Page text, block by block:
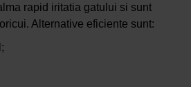
rapid iritatia gatului si sunt
Alternative eficiente sunt: